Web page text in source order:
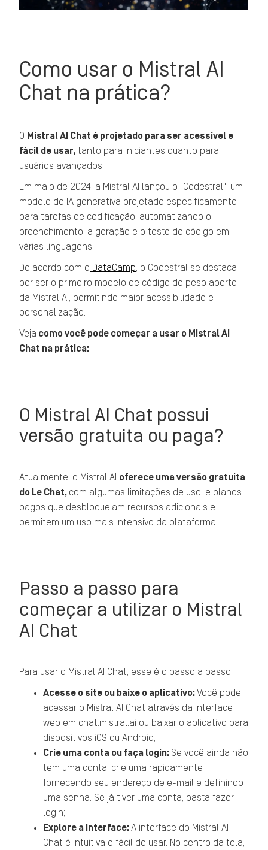
Como usar o Mistral AI
Chat na prática?
O Mistral AI Chat é projetado para ser acessível e
fácil de usar, tanto para iniciantes quanto para
usuários avançados.
Em maio de 2024, a Mistral AI lançou o "Codestral", um
modelo de IA generativa projetado especificamente
para tarefas de codificação, automatizando o
preenchimento, a geração e o teste de código em
várias linguagens.
De acordo com o DataCamp , o Codestral se destaca
por ser o primeiro modelo de código de peso aberto
da Mistral AI, permitindo maior acessibilidade e
personalização.
Veja como você pode começar a usar o Mistral AI
Chat na prática:
O Mistral AI Chat possui
versão gratuita ou paga?
Atualmente, o Mistral AI oferece uma versão gratuita
do Le Chat, com algumas limitações de uso, e planos
pagos que desbloqueiam recursos adicionais e
permitem um uso mais intensivo da plataforma.
Passo a passo para
começar a utilizar o Mistral
AI Chat
Para usar o Mistral AI Chat, esse é o passo a passo:
Acesse o site ou baixe o aplicativo:Você pode
acessar o Mistral AI Chat através da interface
web em chat.mistral.ai ou baixar o aplicativo para
dispositivos iOS ou Android;
Crie uma conta ou faça login: Se você ainda não
tem uma conta, crie uma rapidamente
fornecendo seu endereço de e-mail e definindo
uma senha. Se já tiver uma conta, basta fazer
login;
Explore a interface:A interface do Mistral AI
Chat é intuitiva e fácil de usar. No centro da tela,